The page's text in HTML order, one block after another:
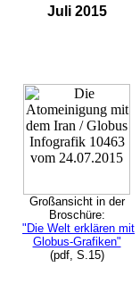
Juli 2015
Großansicht in der
Broschüre:
"Die Welt erklären mit
Globus-Grafiken"
(pdf, S.15)